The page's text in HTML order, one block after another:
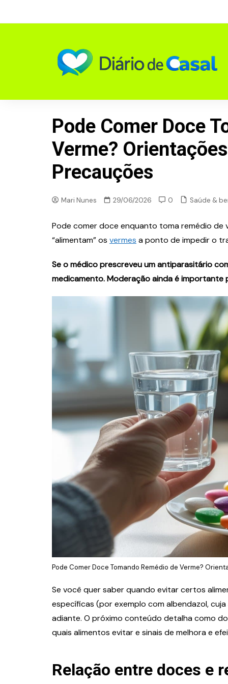
Pode Comer Doce
Verme?
Precauções
Mari Nunes 29/06/2026 0 Saúde &
Pode comer doce enquanto toma remédio de
“alimentam” os vermes a ponto de impedir o
Se o médico prescreveu um antiparasitário
medicamento. Moderação ainda é importante
Pode Comer Doce Tomando Remédio de Verme?
Se você quer saber quando evitar certos
específicas (por exemplo com albendazol,
adiante. O próximo conteúdo detalha como
quais alimentos evitar e sinais de melhora e
Relação entre doces e